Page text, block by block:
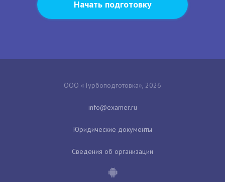
Начать подготовку
ООО «Турбоподготовка», 2026
Юридические документы
Сведения об организации